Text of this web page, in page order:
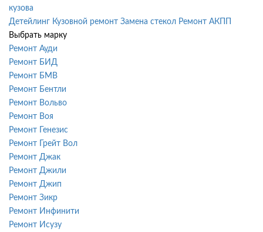
кузова
Детейлинг Кузовной ремонт Замена стекол Ремонт АКПП
Выбрать марку
Ремонт Ауди
Ремонт БИД
Ремонт БМВ
Ремонт Бентли
Ремонт Вольво
Ремонт Воя
Ремонт Генезис
Ремонт Грейт Вол
Ремонт Джак
Ремонт Джили
Ремонт Джип
Ремонт Зикр
Ремонт Инфинити
Ремонт Исузу